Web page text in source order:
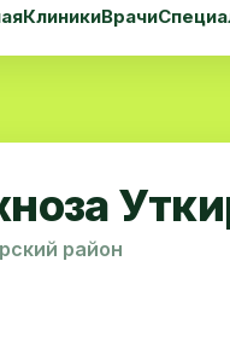
КлиникиВрачи
район